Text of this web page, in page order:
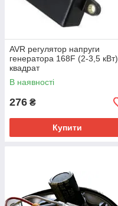
AVR регулятор напруги
генератора 168F (2-3,5 кВт)
квадрат
В наявності
276 ₴
Купити